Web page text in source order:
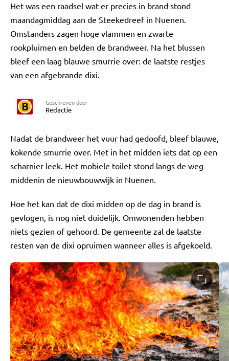
Het was een raadsel wat er precies in brand stond
maandagmiddag aan de Steekedreef in Nuenen.
Omstanders zagen hoge vlammen en zwarte
rookpluimen en belden de brandweer. Na het blussen
bleef een laag blauwe smurrie over: de laatste restjes
van een afgebrande dixi.
Geschreven door
Redactie
Nadat de brandweer het vuur had gedoofd, bleef blauwe,
kokende smurrie over. Met in het midden iets dat op een
scharnier leek. Het mobiele toilet stond langs de weg
middenin de nieuwbouwwijk in Nuenen.
Hoe het kan dat de dixi midden op de dag in brand is
gevlogen, is nog niet duidelijk. Omwonenden hebben
niets gezien of gehoord. De gemeente zal de laatste
resten van de dixi opruimen wanneer alles is afgekoeld.